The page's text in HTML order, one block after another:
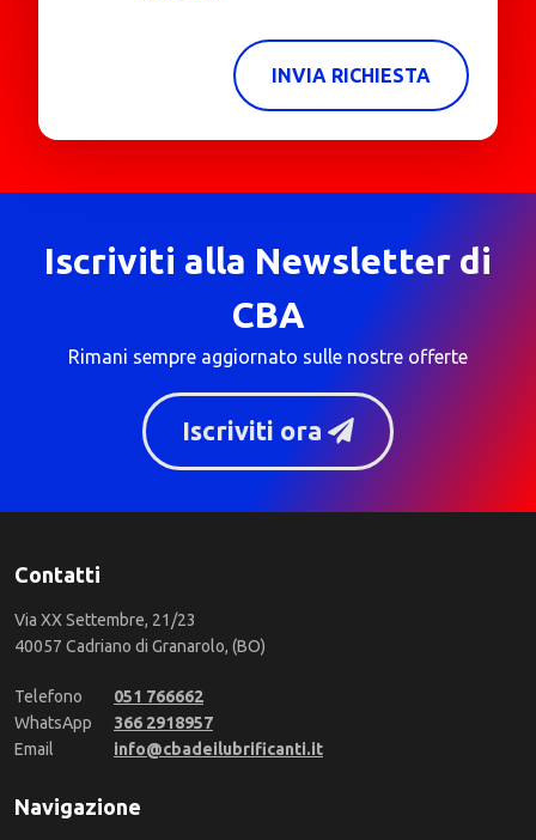
INVIA RICHIESTA
Iscriviti alla Newsletter di
CBA
Rimani sempre aggiornato sulle nostre offerte
Iscriviti ora
Contatti
Via XX Settembre, 21/23
40057 Cadriano di Granarolo, (BO)
Telefono
051 766662
WhatsApp
366 2918957
Email
info@cbadeilubrificanti.it
Navigazione